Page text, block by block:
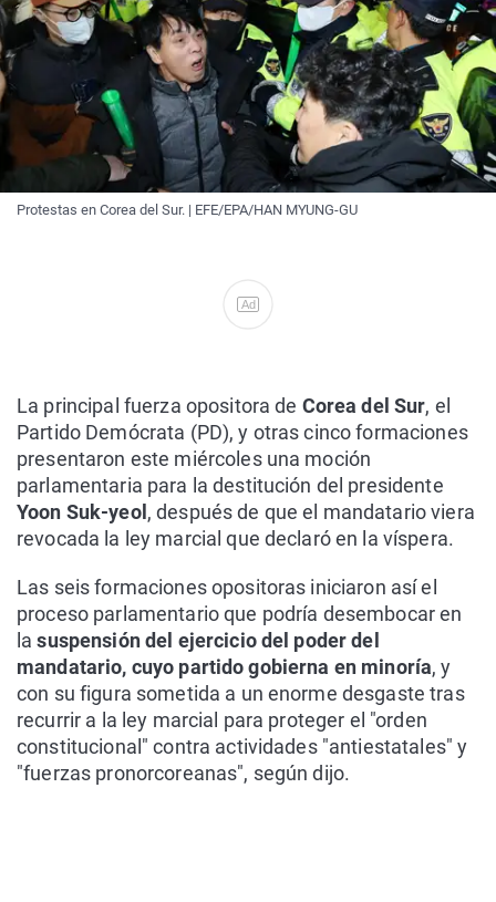
Protestas en Corea del Sur. | EFE/EPA/HAN MYUNG-GU
Ad
La principal fuerza opositora de Corea del Sur, el
Partido Demócrata (PD), y otras cinco formaciones
presentaron este miércoles una moción
parlamentaria para la destitución del presidente
Yoon Suk-yeol , después de que el mandatario viera
revocada la ley marcial que declaró en la víspera.
Las seis formaciones opositoras iniciaron así el
proceso parlamentario que podría desembocar en
lasuspensión del ejercicio del poder del
mandatario, cuyo partido gobierna en minoría, y
con su figura sometida a un enorme desgaste tras
recurrir a la ley marcial para proteger el "orden
constitucional" contra actividades "antiestatales" y
"fuerzas pronorcoreanas", según dijo.